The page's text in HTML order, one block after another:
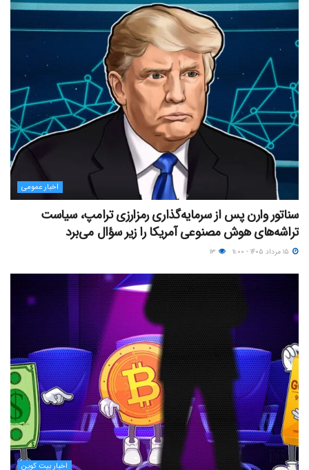
اخبار عمومی
سناتور وارن پس از سرمایه‌گذاری رمزارزی ترامپ، سیاست
تراشه‌های هوش مصنوعی آمریکا را زیر سؤال می‌برد
اخبار بیت کوین